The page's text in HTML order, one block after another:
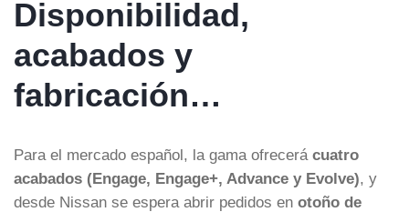
Disponibilidad,
acabados y
fabricación…
Para el mercado español, la gama ofrecerá cuatro
acabados (Engage, Engage+, Advance y Evolve), y
desde Nissan se espera abrir pedidos en otoño de